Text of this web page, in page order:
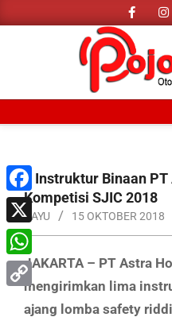
to
Menu5 Instruktur Binaan
Kompetisi SJIC 2018
BAYU 15 OKTOBER 2018
JAKARTA – PT Astra
mengirimkan lima
ajang lomba safety
Facebook
X
WhatsApp